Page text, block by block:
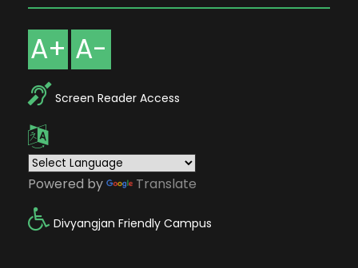
A+ A-
Screen Reader Access
Powered by Translate
Divyangjan Friendly Campus